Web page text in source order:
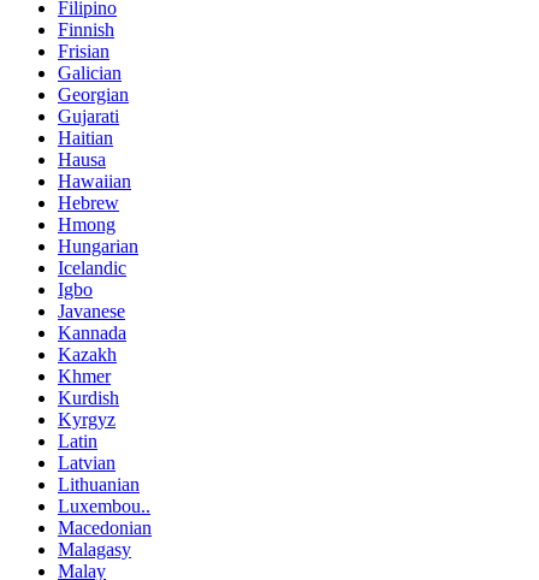
Filipino
Finnish
Frisian
Galician
Georgian
Gujarati
Haitian
Hausa
Hawaiian
Hebrew
Hmong
Hungarian
Icelandic
Igbo
Javanese
Kannada
Kazakh
Khmer
Kurdish
Kyrgyz
Latin
Latvian
Lithuanian
Luxembou..
Macedonian
Malagasy
Malay